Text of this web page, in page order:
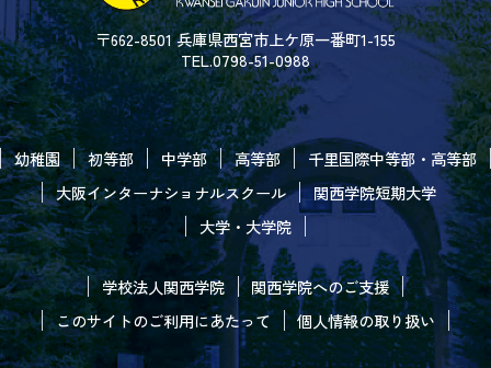
〒662-8501 兵庫県西宮市上ケ原一番町1-155
TEL.0798-51-0988
幼稚園 初等部 中学部 高等部
千里国際中等部・高等部
大阪インターナショナルスクール
関西学院短期大学
大学・大学院
学校法人関西学院
関西学院へのご支援
このサイトのご利用にあたって
個人情報の取り扱い